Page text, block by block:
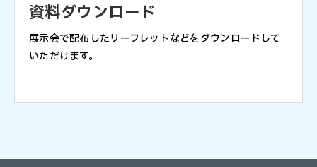
資料ダウンロード
展示会で配布したリーフレットなどをダウンロードして
いただけます。